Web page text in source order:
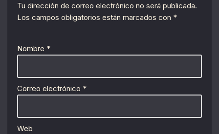
Tu dirección de correo electrónico no será publicada.
Los campos obligatorios están marcados con *
Nombre *
Correo electrónico *
Web